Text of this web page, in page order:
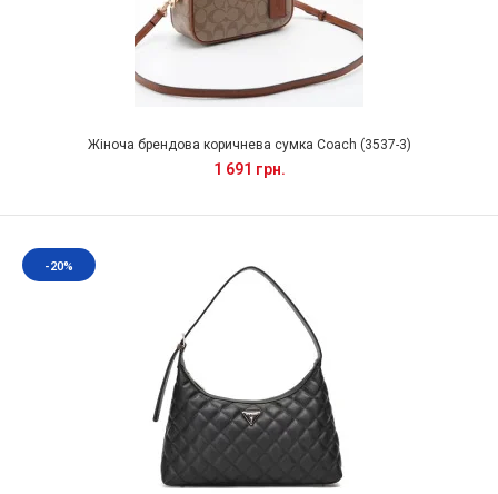
Жіноча брендова коричнева сумка Coach (3537-3)
1 691 грн.
-20%